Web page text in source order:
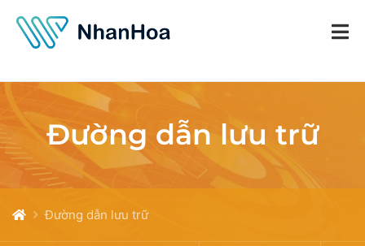
Đường dẫn lưu trữ
Đường dẫn lưu trữ